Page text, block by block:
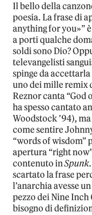
Il bello della
poesia. La frase di
anything for you»”
a porti qualche
soldi sono Dio?
televangelisti
spinge da
uno dei mille remix
Reznor canta “God
ha spesso cantato
Woodstock ’94),
come sentire
“words of wisdom”
apertura “right
contenuto inSpunk
scartato la frase
l’anarchia avesse
pezzo dei Nine Inch
bisogno di